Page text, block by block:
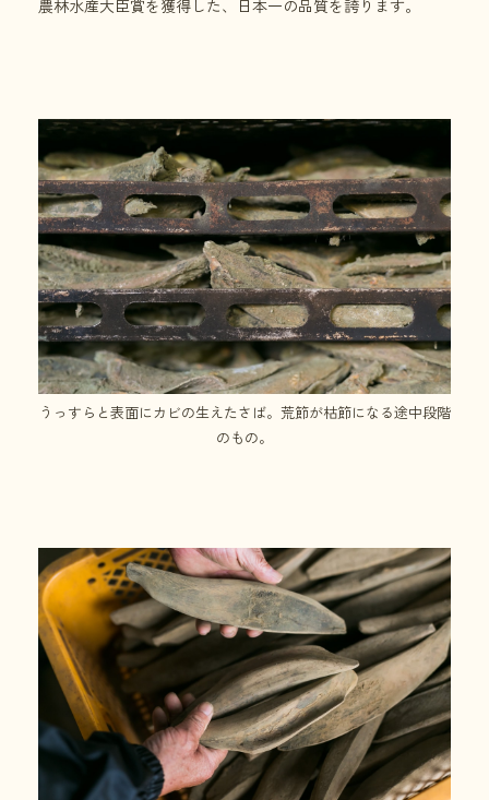
農林水産大臣賞を獲得した、日本一の品質を誇ります。
うっすらと表面にカビの生えたさば。荒節が枯節になる途中段階
のもの。